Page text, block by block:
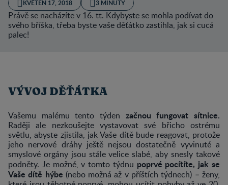
KVĚTEN 17, 2018 3 MINUTY
Právě se nacházíte v 16. tt. Kdybyste se mohla podívat do
svého bříška, třeba byste vaše děťátko zastihla, jak si cucá
palec!
VÝVOJ DĚŤÁTKA
Vašemu malému tento týden začnou fungovat sítnice.
Raději ale nezkoušejte vystavovat své břicho ostrému
světlu, abyste zjistila, jak Vaše dítě bude reagovat, protože
jeho nervové dráhy ještě nejsou dostatečně vyvinuté a
smyslové orgány jsou stále velice slabé, aby snesly takové
podněty. Je možné, v tomto týdnu poprvé pocítíte, jak se
Vaše dítě hýbe (nebo možná až v příštích týdnech) – ženy,